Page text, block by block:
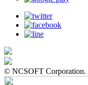
© NCSOFT Corporation.